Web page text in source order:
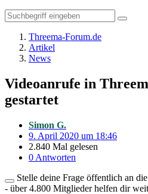
Threema-Forum.de
Artikel
News
Videoanrufe in
gestartet
Simon G.
9. April 2020 um 18:46
2.840 Mal gelesen
0 Antworten
Stelle deine Frage öffentlich an
- über 4.800 Mitglieder helfen dir